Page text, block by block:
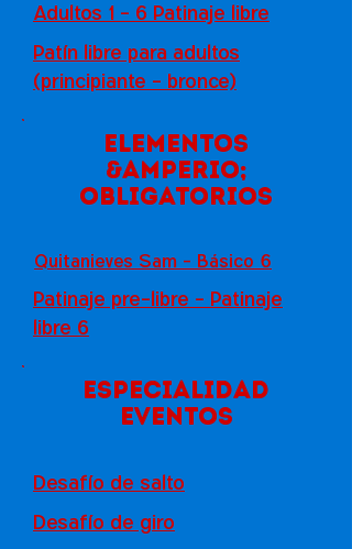
Adultos 1 - 6 Patinaje libre
Patín libre para adultos
(principiante - bronce)
Elementos
&amperio;
obligatorios
Quitanieves Sam - Básico 6
Patinaje pre-libre - Patinaje
libre 6
Especialidad
Eventos
Desafío de salto
Desafío de giro